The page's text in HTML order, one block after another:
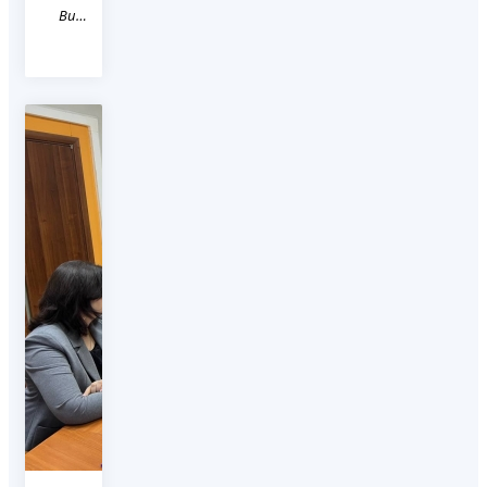
Видео